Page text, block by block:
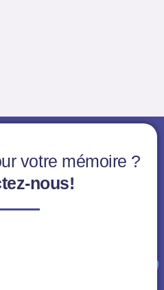
votre mémoire ?
nous!